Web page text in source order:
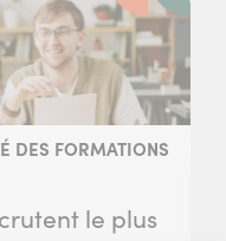
DES FORMATIONS
le plus